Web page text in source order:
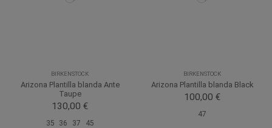
BIRKENSTOCK
Arizona Plantilla blanda Ante
Taupe
130,00 €
35 36 37 45
BIRKENSTOCK
Arizona Plantilla blanda Black
100,00 €
47